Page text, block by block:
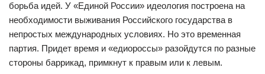
борьба идей. У «Единой России» идеология построена на
необходимости выживания Российского государства в
непростых международных условиях. Но это временная
партия. Придет время и «едиороссы» разойдутся по разные
стороны баррикад, примкнут к правым или к левым.